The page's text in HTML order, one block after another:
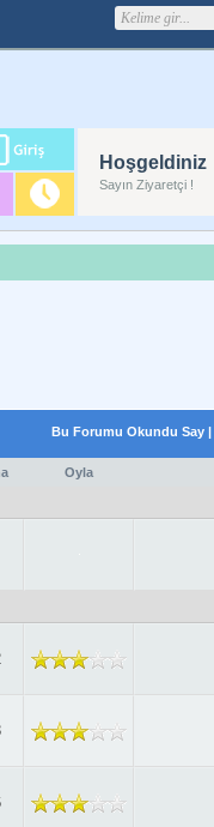
Hoşgeldiniz
Sayın Ziyaretçi !
Bu Forumu Okundu Say |
Oyla